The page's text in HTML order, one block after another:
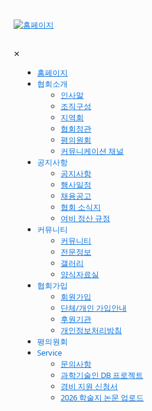
✕
홈페이지
협회소개
인사말
조직구성
지역회
협회정관
평의원회
커뮤니케이션 채널
공지사항
공지사항
행사일정
채용공고
협회 소식지
여비 정산 규정
커뮤니티
커뮤니티
전문정보
갤러리
양식자료실
협회가입
회원가입
단체/개인 가입안내
후원기관
개인정보처리방침
평의원회
Service
문의사항
과학기술인 DB 프로젝트
경비 지원 신청서
2026 학술지 논문 업로드